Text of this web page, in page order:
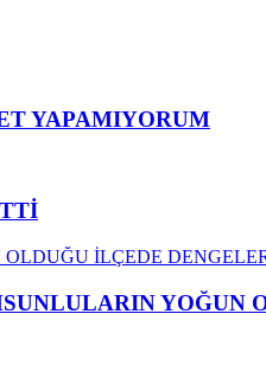
YAPAMIYORUM
YOĞUN